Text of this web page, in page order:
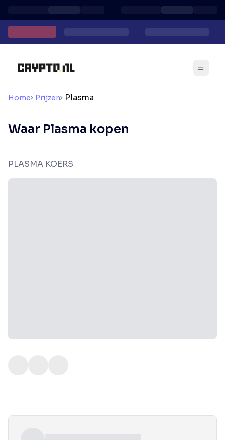
Home Prijzen Plasma
Waar Plasma kopen
PLASMA KOERS